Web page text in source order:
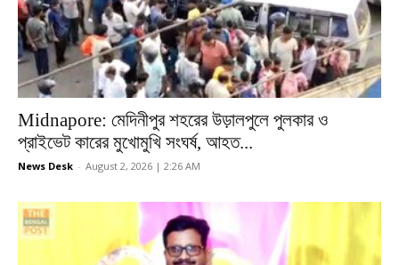
Midnapore: মেদিনীপুর শহরের উড়ালপুলে পুলকার ও
প্রাইভেট কারের মুখোমুখি সংঘর্ষ, আহত...
News Desk - August 2, 2026 | 2:26 AM